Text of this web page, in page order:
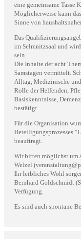
eine gemeinsame Tasse
Möglicherweise kann
Sinne von
Das
im Selmnitzsaal und
sein.
Die Inhalte der acht
Samstagen vermittelt.
Alltag, Medizinische
Rolle der Helfenden,
Basiskenntnisse,
bestätigt.
Für die Organisation
Beteiligungsprozesses
beauftragt.
Wir bitten möglichst um
Welzel
Ihr leibliches Wohl
Bernhard Goldschmidt
Verfügung.
Es sind auch spontane